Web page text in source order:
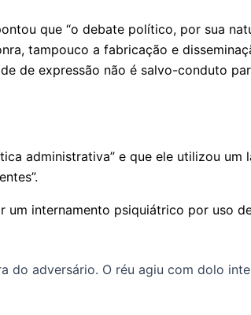
que “o debate político, por sua
tampouco a fabricação e
de expressão não é salvo-conduto
administrativa” e que ele utilizou um
internamento psiquiátrico por uso
do adversário. O réu agiu com dolo